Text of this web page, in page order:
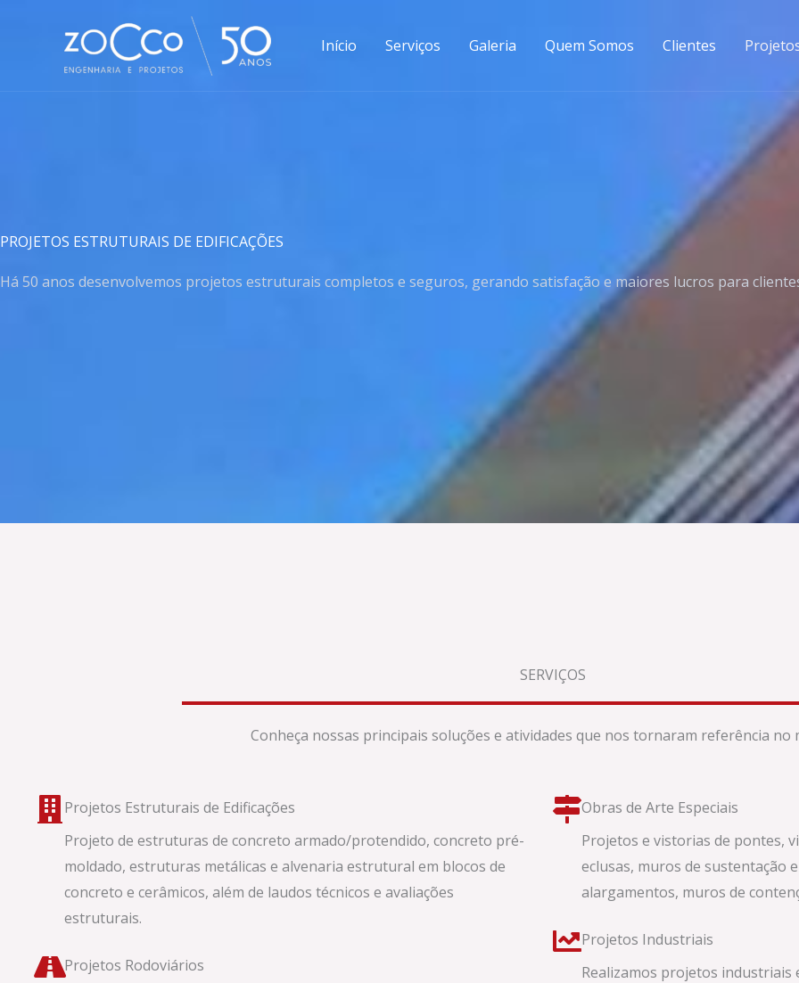
Início Serviços Galeria Quem Somos Clientes
PROJETOS ESTRUTURAIS DE EDIFICAÇÕES
Há 50 anos desenvolvemos projetos estruturais completos e seguros, gerando satisfação e maiores lucros para
SERVIÇOS
Conheça nossas principais soluções e atividades que nos tornaram referência no
Projetos Estruturais de Edificações
Projeto de estruturas de concreto armado/protendido, concreto pré-
moldado, estruturas metálicas e alvenaria estrutural em blocos de
concreto e cerâmicos, além de laudos técnicos e avaliações
estruturais.
Projetos Rodoviários
Obras de Arte Especiais
Projetos e vistorias de pontes,
eclusas, muros de sustentação
alargamentos, muros de
Projetos Industriais
Realizamos projetos industriais